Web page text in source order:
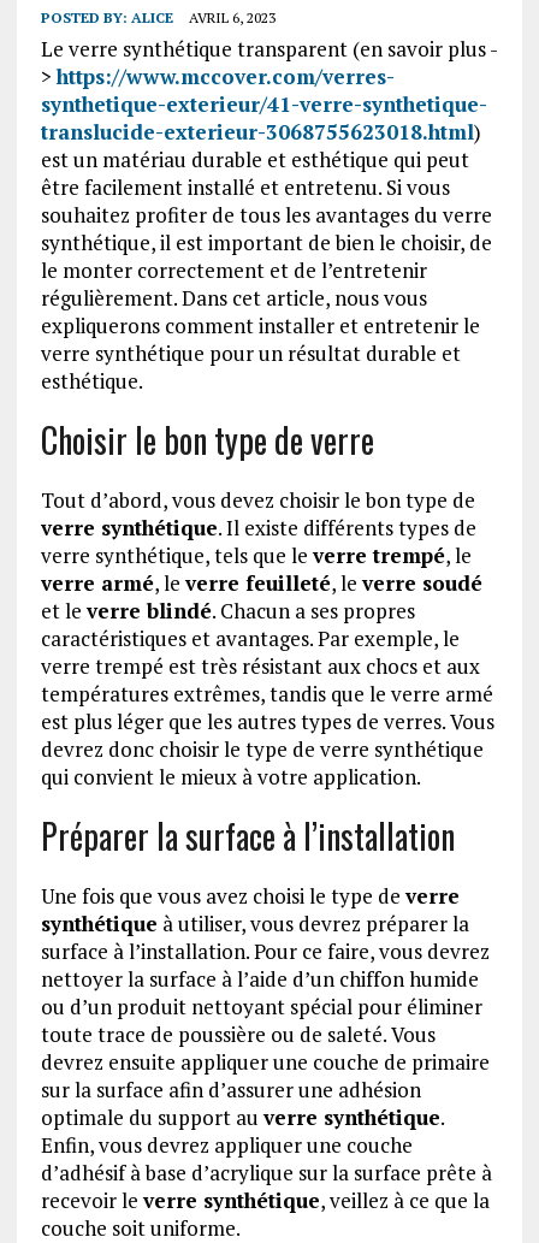
POSTED BY: ALICE AVRIL 6, 2023
Le verre synthétique transparent (en savoir plus -
>https://www.mccover.com/verres-
synthetique-exterieur/41-verre-synthetique-
translucide-exterieur-3068755623018.html)
est un matériau durable et esthétique qui peut
être facilement installé et entretenu. Si vous
souhaitez profiter de tous les avantages du verre
synthétique, il est important de bien le choisir, de
le monter correctement et de l’entretenir
régulièrement. Dans cet article, nous vous
expliquerons comment installer et entretenir le
verre synthétique pour un résultat durable et
esthétique.
Choisir le bon type de verre
Tout d’abord, vous devez choisir le bon type de
verre synthétique. Il existe différents types de
verre synthétique, tels que leverre trempé, le
verre armé, leverre feuilleté, leverre soudé
et leverre blindé. Chacun a ses propres
caractéristiques et avantages. Par exemple, le
verre trempé est très résistant aux chocs et aux
températures extrêmes, tandis que le verre armé
est plus léger que les autres types de verres. Vous
devrez donc choisir le type de verre synthétique
qui convient le mieux à votre application.
Préparer la surface à l’installation
Une fois que vous avez choisi le type deverre
synthétique à utiliser, vous devrez préparer la
surface à l’installation. Pour ce faire, vous devrez
nettoyer la surface à l’aide d’un chiffon humide
ou d’un produit nettoyant spécial pour éliminer
toute trace de poussière ou de saleté. Vous
devrez ensuite appliquer une couche de primaire
sur la surface afin d’assurer une adhésion
optimale du support auverre synthétique.
Enfin, vous devrez appliquer une couche
d’adhésif à base d’acrylique sur la surface prête à
recevoir leverre synthétique, veillez à ce que la
couche soit uniforme.